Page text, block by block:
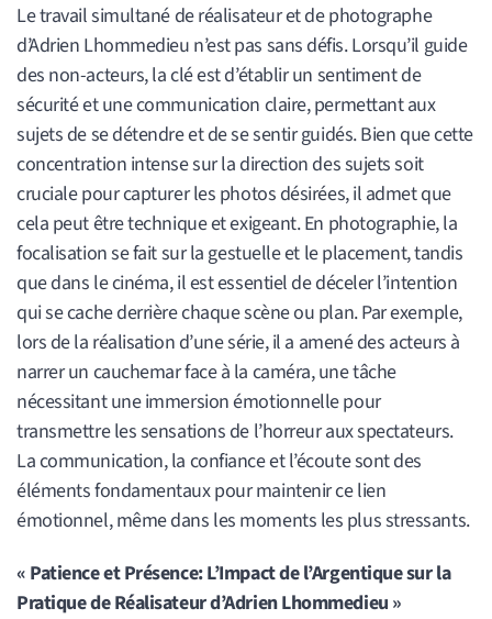
Le travail simultané de réalisateur et de photographe
d’Adrien Lhommedieu n’est pas sans défis. Lorsqu’il guide
des non-acteurs, la clé est d’établir un sentiment de
sécurité et une communication claire, permettant aux
sujets de se détendre et de se sentir guidés. Bien que cette
concentration intense sur la direction des sujets soit
cruciale pour capturer les photos désirées, il admet que
cela peut être technique et exigeant. En photographie, la
focalisation se fait sur la gestuelle et le placement, tandis
que dans le cinéma, il est essentiel de déceler l’intention
qui se cache derrière chaque scène ou plan. Par exemple,
lors de la réalisation d’une série, il a amené des acteurs à
narrer un cauchemar face à la caméra, une tâche
nécessitant une immersion émotionnelle pour
transmettre les sensations de l’horreur aux spectateurs.
La communication, la confiance et l’écoute sont des
éléments fondamentaux pour maintenir ce lien
émotionnel, même dans les moments les plus stressants.
« Patience et Présence: L’Impact de l’Argentique sur la
Pratique de Réalisateur d’Adrien Lhommedieu »